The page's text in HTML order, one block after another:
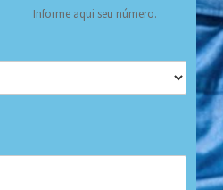
Informe aqui seu número.